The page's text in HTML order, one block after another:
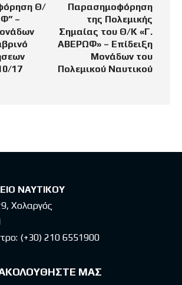
Θ/
–
17
Παρασημοφόρηση
της Πολεμικής
Σημαίας του Θ/Κ «Γ.
ΑΒΕΡΩΦ» – Επίδειξη
Μονάδων του
Πολεμικού Ναυτικού
ΝΑΥΤΙΚΟΥ
Χολαργός
(+30) 210 6551900
ΜΑΣ